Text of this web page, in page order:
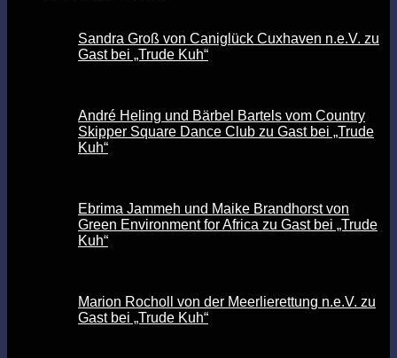
Sandra Groß von Caniglück Cuxhaven n.e.V. zu
Gast bei „Trude Kuh“
André Heling und Bärbel Bartels vom Country
Skipper Square Dance Club zu Gast bei „Trude
Kuh“
Ebrima Jammeh und Maike Brandhorst von
Green Environment for Africa zu Gast bei „Trude
Kuh“
Marion Rocholl von der Meerlierettung n.e.V. zu
Gast bei „Trude Kuh“